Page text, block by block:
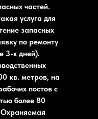
частей.
услуга для
запасных
по ремонту
3-х дней).
кв. метров, на
постов с
более 80
Охраняемая